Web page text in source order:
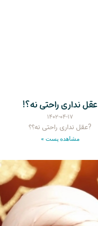
عقل نداری راحتی نه؟!
۱۴۰۲-۰۴-۱۷
?عقل نداری راحتی نه؟؟
مشاهده پست »